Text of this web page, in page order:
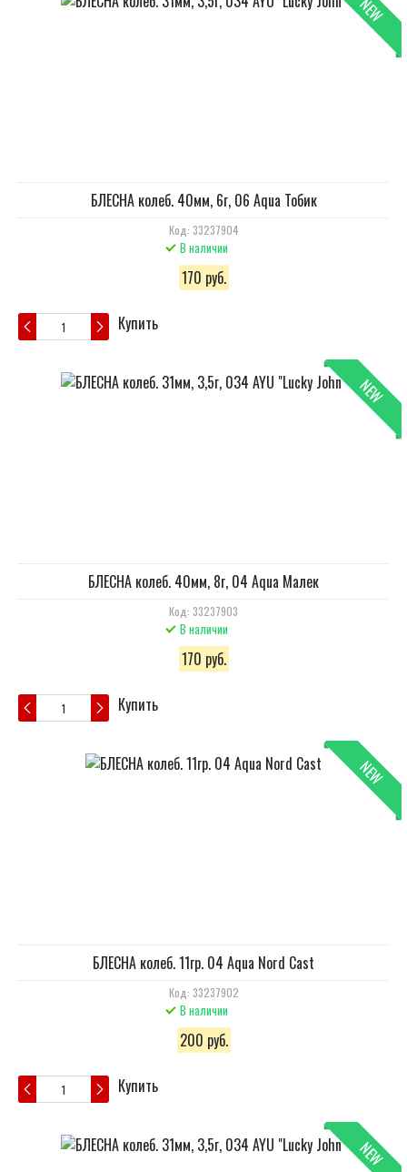
NEW
БЛЕСНА колеб. 40мм, 6г, 06 Aqua Тобик
Код: 33237904
В наличии
170 руб.
Купить
NEW
БЛЕСНА колеб. 40мм, 8г, 04 Aqua Малек
Код: 33237903
В наличии
170 руб.
Купить
NEW
БЛЕСНА колеб. 11гр. 04 Aqua Nord Cast
Код: 33237902
В наличии
200 руб.
Купить
NEW